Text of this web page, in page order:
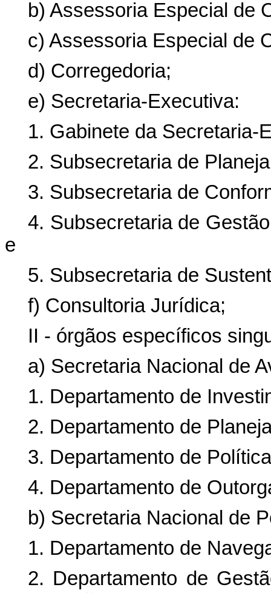
b) Assessoria Especial de
c) Assessoria Especial de
d) Corregedoria;
e) Secretaria-Executiva:
1. Gabinete da Secretaria-
2. Subsecretaria de
3. Subsecretaria de
4. Subsecretaria de
e
5. Subsecretaria de
f) Consultoria Jurídica;
II - órgãos específicos
a) Secretaria Nacional de
1. Departamento de
2. Departamento de
3. Departamento de
4. Departamento de
b) Secretaria Nacional de
1. Departamento de
2. Departamento de